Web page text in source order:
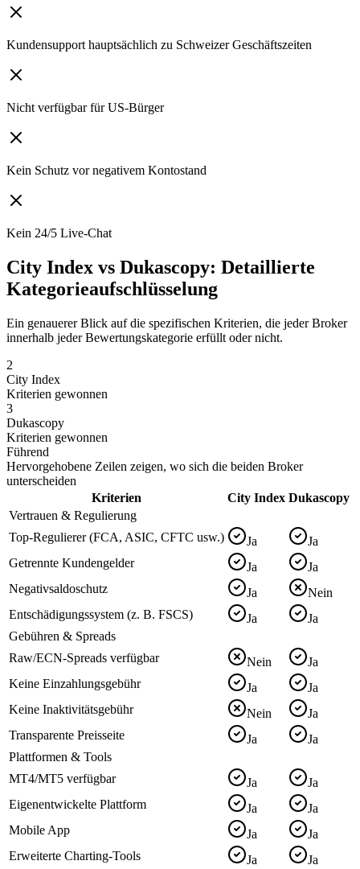
Kundensupport hauptsächlich zu Schweizer Geschäftszeiten
Nicht verfügbar für US-Bürger
Kein Schutz vor negativem Kontostand
Kein 24/5 Live-Chat
City Index vs Dukascopy: Detaillierte
Kategorieaufschlüsselung
Ein genauerer Blick auf die spezifischen Kriterien, die jeder Broker
innerhalb jeder Bewertungskategorie erfüllt oder nicht.
2
City Index
Kriterien gewonnen
3
Dukascopy
Kriterien gewonnen
Führend
Hervorgehobene Zeilen zeigen, wo sich die beiden Broker
unterscheiden
Kriterien
City Index Dukascopy
Vertrauen & Regulierung
Top-Regulierer (FCA, ASIC, CFTC usw.)
Ja
Ja
Getrennte Kundengelder
Ja
Ja
Negativsaldoschutz
Ja
Nein
Entschädigungssystem (z. B. FSCS)
Ja
Ja
Gebühren & Spreads
Raw/ECN-Spreads verfügbar
Nein
Ja
Keine Einzahlungsgebühr
Ja
Ja
Keine Inaktivitätsgebühr
Nein
Ja
Transparente Preisseite
Ja
Ja
Plattformen & Tools
MT4/MT5 verfügbar
Ja
Ja
Eigenentwickelte Plattform
Ja
Ja
Mobile App
Ja
Ja
Erweiterte Charting-Tools
Ja
Ja